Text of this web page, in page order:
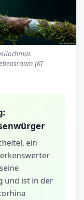
(KI
ein
und ist in der